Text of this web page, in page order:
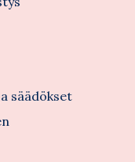
säädökset